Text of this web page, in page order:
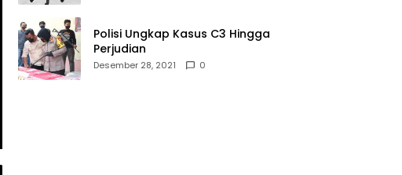
Polisi Ungkap Kasus C3 Hingga
Perjudian
Desember 28, 2021 0